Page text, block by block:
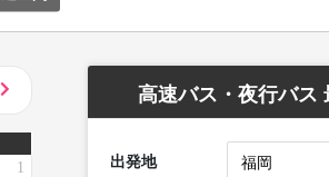
1
高速バス・夜行バス
出発地